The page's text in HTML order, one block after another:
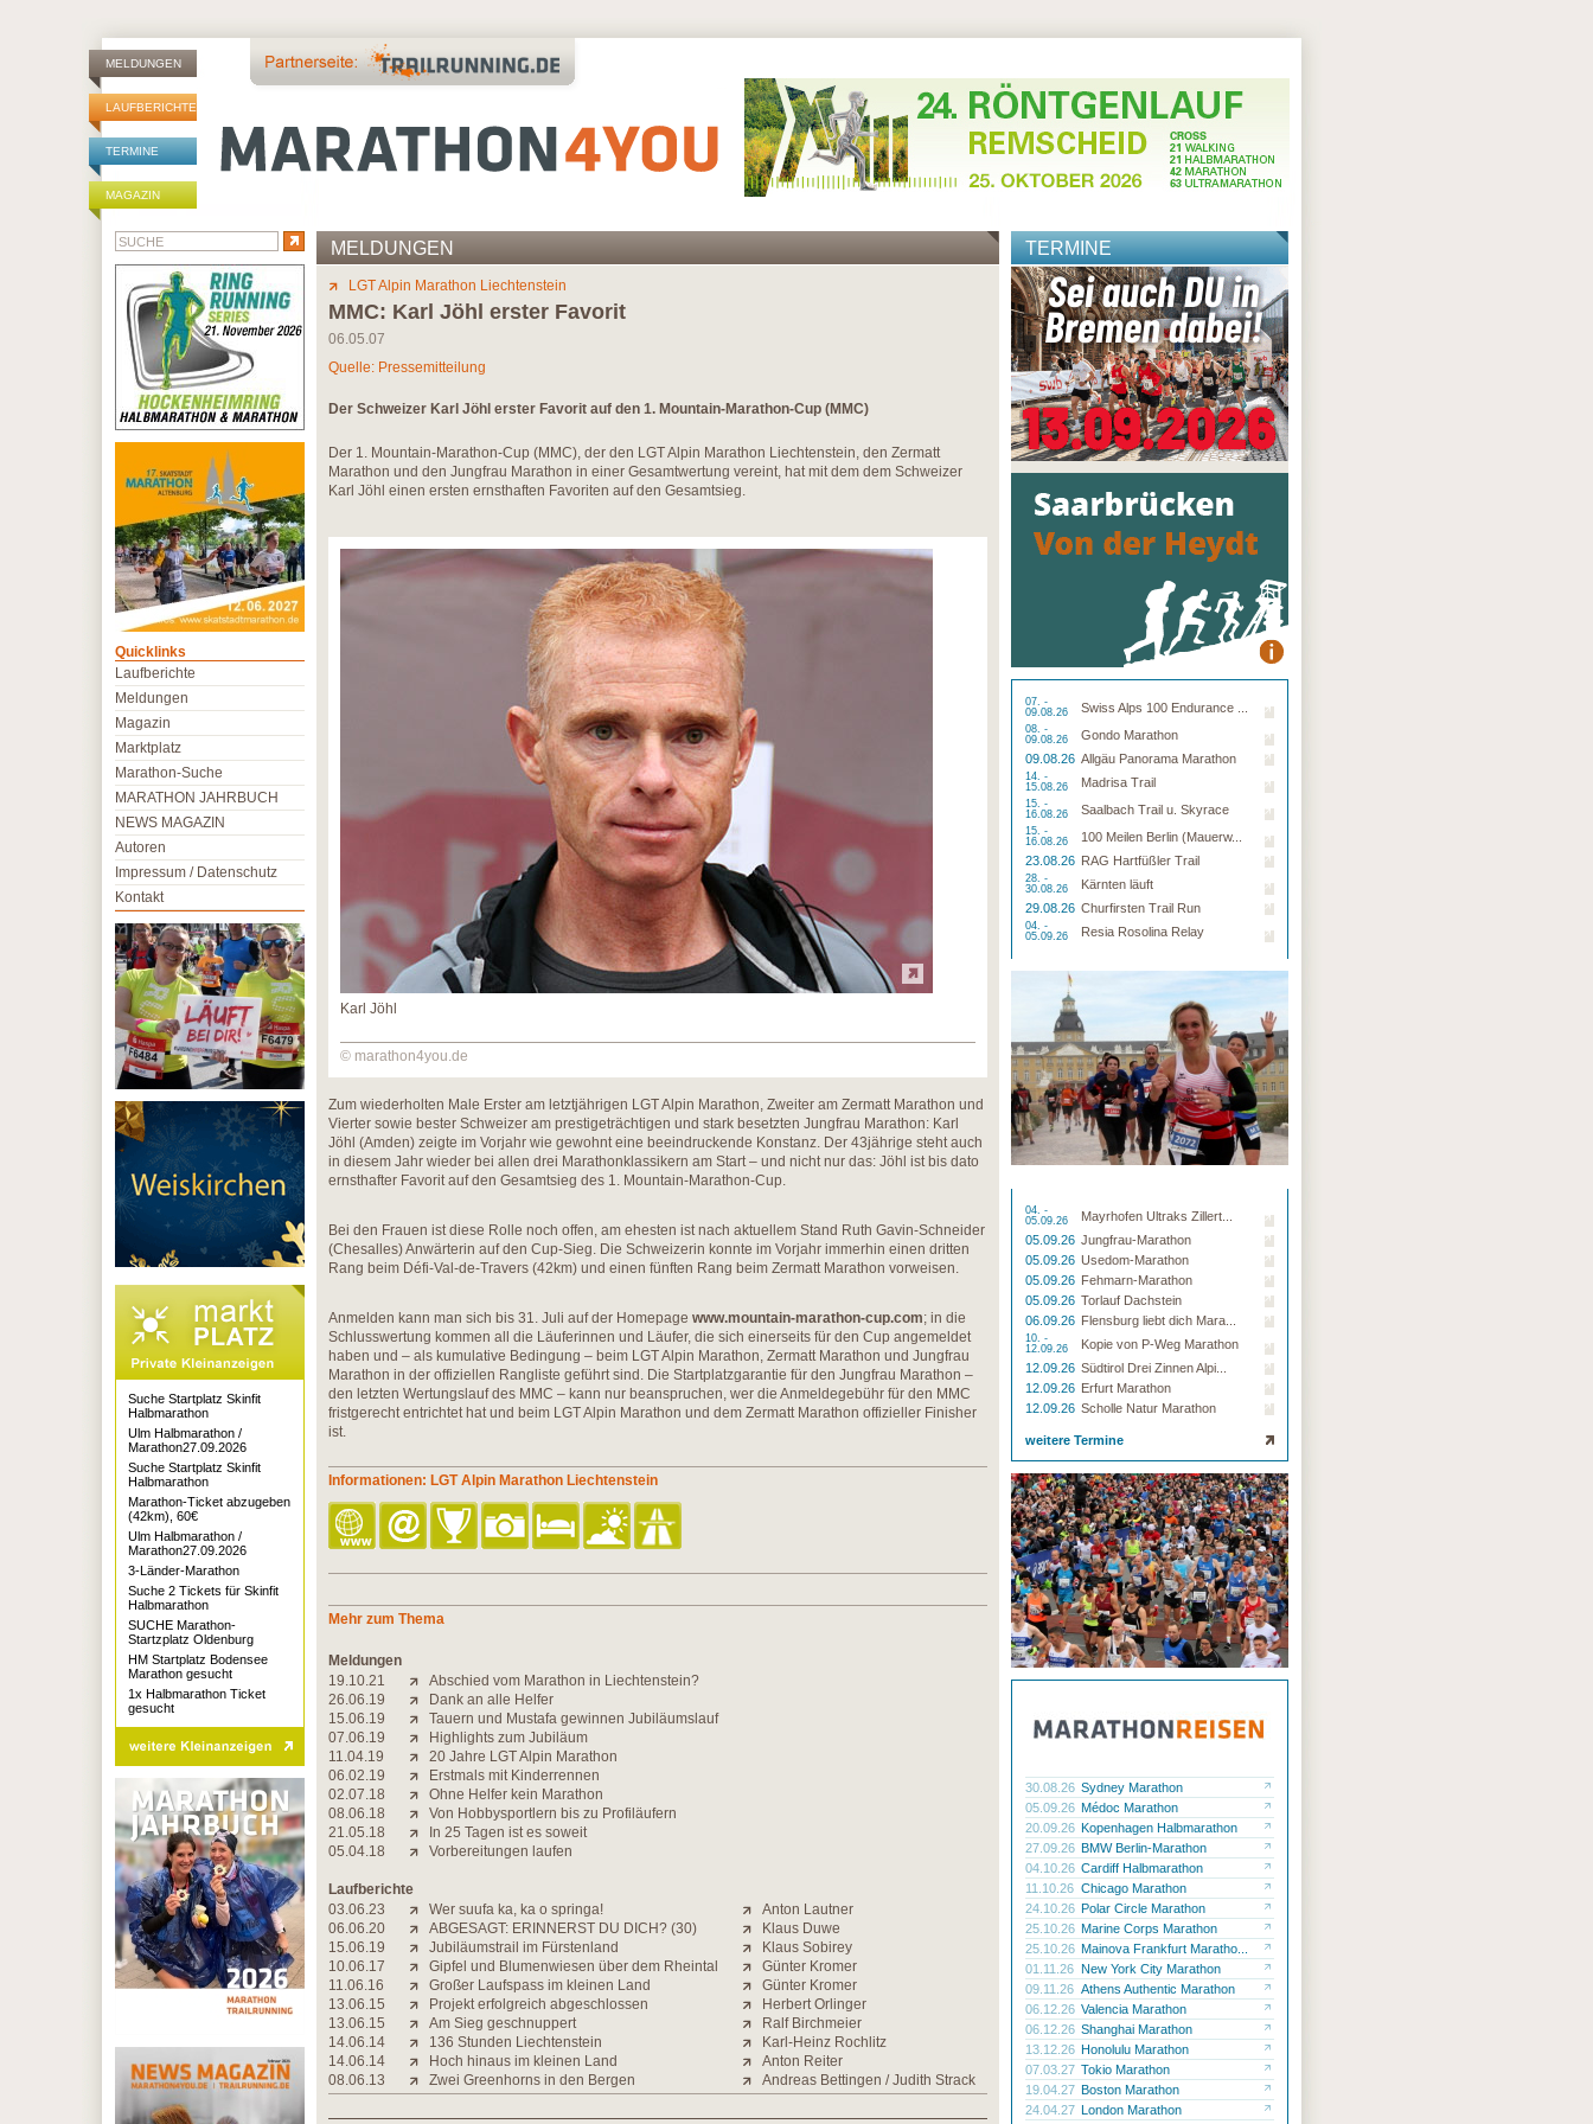
MELDUNGEN
LAUFBERICHTE
TERMINE
MAGAZIN
MELDUNGEN
LGT Alpin Marathon Liechtenstein
MMC: Karl Jöhl erster Favorit
06.05.07
Quelle: Pressemitteilung
Der Schweizer Karl Jöhl erster Favorit auf den 1. Mountain-Marathon-Cup (MMC)
Der 1. Mountain-Marathon-Cup (MMC), der den LGT Alpin Marathon Liechtenstein, den Zermatt
Marathon und den Jungfrau Marathon in einer Gesamtwertung vereint, hat mit dem dem Schweizer
Karl Jöhl einen ersten ernsthaften Favoriten auf den Gesamtsieg.
Karl Jöhl
© marathon4you.de
Zum wiederholten Male Erster am letztjährigen LGT Alpin Marathon, Zweiter am Zermatt Marathon und
Vierter sowie bester Schweizer am prestigeträchtigen und stark besetzten Jungfrau Marathon: Karl
Jöhl (Amden) zeigte im Vorjahr wie gewohnt eine beeindruckende Konstanz. Der 43jährige steht auch
in diesem Jahr wieder bei allen drei Marathonklassikern am Start – und nicht nur das: Jöhl ist bis dato
ernsthafter Favorit auf den Gesamtsieg des 1. Mountain-Marathon-Cup.
Bei den Frauen ist diese Rolle noch offen, am ehesten ist nach aktuellem Stand Ruth Gavin-Schneider
(Chesalles) Anwärterin auf den Cup-Sieg. Die Schweizerin konnte im Vorjahr immerhin einen dritten
Rang beim Défi-Val-de-Travers (42km) und einen fünften Rang beim Zermatt Marathon vorweisen.
Anmelden kann man sich bis 31. Juli auf der Homepage www.mountain-marathon-cup.com; in die
Schlusswertung kommen all die Läuferinnen und Läufer, die sich einerseits für den Cup angemeldet
haben und – als kumulative Bedingung – beim LGT Alpin Marathon, Zermatt Marathon und Jungfrau
Marathon in der offiziellen Rangliste geführt sind. Die Startplatzgarantie für den Jungfrau Marathon –
den letzten Wertungslauf des MMC – kann nur beanspruchen, wer die Anmeldegebühr für den MMC
fristgerecht entrichtet hat und beim LGT Alpin Marathon und dem Zermatt Marathon offizieller Finisher
ist.
Informationen: LGT Alpin Marathon Liechtenstein
Mehr zum Thema
Meldungen
19.10.21
Abschied vom Marathon in Liechtenstein?
26.06.19
Dank an alle Helfer
15.06.19
Tauern und Mustafa gewinnen Jubiläumslauf
07.06.19
Highlights zum Jubiläum
11.04.19
20 Jahre LGT Alpin Marathon
06.02.19
Erstmals mit Kinderrennen
02.07.18
Ohne Helfer kein Marathon
08.06.18
Von Hobbysportlern bis zu Profiläufern
21.05.18
In 25 Tagen ist es soweit
05.04.18
Vorbereitungen laufen
Laufberichte
03.06.23
Wer suufa ka, ka o springa!
Anton Lautner
06.06.20
ABGESAGT: ERINNERST DU DICH? (30)
Klaus Duwe
15.06.19
Jubiläumstrail im Fürstenland
Klaus Sobirey
10.06.17
Gipfel und Blumenwiesen über dem Rheintal
Günter Kromer
11.06.16
Großer Laufspass im kleinen Land
Günter Kromer
13.06.15
Projekt erfolgreich abgeschlossen
Herbert Orlinger
13.06.15
Am Sieg geschnuppert
Ralf Birchmeier
14.06.14
136 Stunden Liechtenstein
Karl-Heinz Rochlitz
14.06.14
Hoch hinaus im kleinen Land
Anton Reiter
08.06.13
Zwei Greenhorns in den Bergen Andreas Bettingen / Judith Strack
TERMINE
07. -
09.08.26
Swiss Alps 100 Endurance ...
08. -
09.08.26
Gondo Marathon
09.08.26 Allgäu Panorama Marathon
14. -
15.08.26
Madrisa Trail
15. -
16.08.26
Saalbach Trail u. Skyrace
15. -
16.08.26
100 Meilen Berlin (Mauerw...
23.08.26 RAG Hartfüßler Trail
28. -
30.08.26
Kärnten läuft
29.08.26 Churfirsten Trail Run
04. -
05.09.26
Resia Rosolina Relay
04. -
05.09.26
Mayrhofen Ultraks Zillert...
05.09.26 Jungfrau-Marathon
05.09.26 Usedom-Marathon
05.09.26 Fehmarn-Marathon
05.09.26 Torlauf Dachstein
06.09.26 Flensburg liebt dich Mara...
10. -
12.09.26
Kopie von P-Weg Marathon
12.09.26 Südtirol Drei Zinnen Alpi...
12.09.26 Erfurt Marathon
12.09.26 Scholle Natur Marathon
weitere Termine
30.08.26 Sydney Marathon
05.09.26 Médoc Marathon
20.09.26 Kopenhagen Halbmarathon
27.09.26 BMW Berlin-Marathon
04.10.26 Cardiff Halbmarathon
11.10.26 Chicago Marathon
24.10.26 Polar Circle Marathon
25.10.26 Marine Corps Marathon
25.10.26 Mainova Frankfurt Maratho...
01.11.26 New York City Marathon
09.11.26 Athens Authentic Marathon
06.12.26 Valencia Marathon
06.12.26 Shanghai Marathon
13.12.26 Honolulu Marathon
07.03.27 Tokio Marathon
19.04.27 Boston Marathon
24.04.27 London Marathon
Quicklinks
Laufberichte
Meldungen
Magazin
Marktplatz
Marathon-Suche
MARATHON JAHRBUCH
NEWS MAGAZIN
Autoren
Impressum / Datenschutz
Kontakt
Suche Startplatz Skinfit
Halbmarathon
Ulm Halbmarathon /
Marathon27.09.2026
Suche Startplatz Skinfit
Halbmarathon
Marathon-Ticket abzugeben
(42km), 60€
Ulm Halbmarathon /
Marathon27.09.2026
3-Länder-Marathon
Suche 2 Tickets für Skinfit
Halbmarathon
SUCHE Marathon-
Startzplatz Oldenburg
HM Startplatz Bodensee
Marathon gesucht
1x Halbmarathon Ticket
gesucht